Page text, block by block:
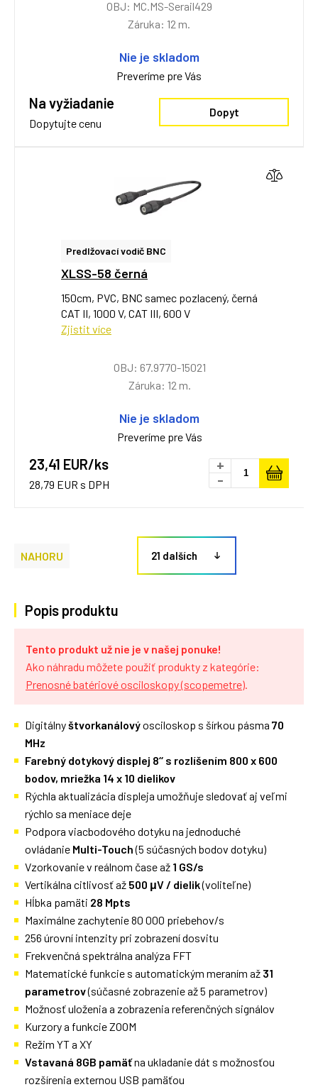
OBJ: MC.MS-Serail429
Záruka: 12 m.
Nie je skladom
Preveríme pre Vás
Na vyžiadanie
Dopytujte cenu
Dopyt
Predlžovací vodič BNC
XLSS-58 černá
150cm, PVC, BNC samec pozlacený, černá
CAT II, 1000 V, CAT III, 600 V
Zjistit více
OBJ: 67.9770-15021
Záruka: 12 m.
Nie je skladom
Preveríme pre Vás
23,41 EUR/ks
28,79 EUR s DPH
+
-
NAHORU 21 dalších
Popis produktu
Tento produkt už nie je v našej ponuke!
Ako náhradu môžete použiť produkty z kategórie:
Prenosné batériové osciloskopy (scopemetre).
Digitálnyštvorkanálovýosciloskop s šírkou pásma 70
MHz
Farebný dotykový displej 8‘‘ s rozlíšením 800 x 600
bodov, mriežka 14 x 10 dielikov
Rýchla aktualizácia displeja umožňuje sledovať aj veľmi
rýchlo sa meniace deje
Podpora viacbodového dotyku na jednoduché
ovládanie Multi-Touch(5 súčasných bodov dotyku)
Vzorkovanie v reálnom čase až 1 GS/s
Vertikálna citlivosť až 500 μV / dielik(voliteľne)
Hĺbka pamäti 28 Mpts
Maximálne zachytenie 80 000 priebehov/s
256 úrovní intenzity pri zobrazení dosvitu
Frekvenčná spektrálna analýza FFT
Matematické funkcie s automatickým meraním až 31
parametrov(súčasné zobrazenie až 5 parametrov)
Možnosť uloženia a zobrazenia referenčných signálov
Kurzory a funkcie ZOOM
Režim YT a XY
Vstavaná 8GB pamäťna ukladanie dát s možnosťou
rozšírenia externou USB pamäťou